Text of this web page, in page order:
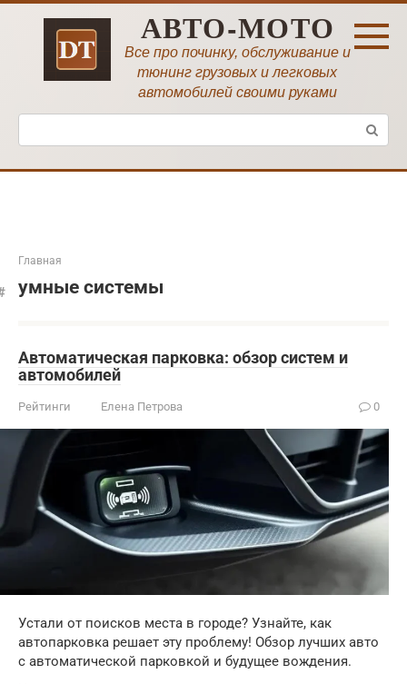
Перейти
АВТО-МОТО
Все про починку, обслуживание и
тюнинг грузовых и легковых
автомобилей своими руками
Поиск:
Главная
умные системы
Автоматическая парковка: обзор систем и
автомобилей
Рейтинги Елена Петрова 0
Устали от поисков места в городе? Узнайте, как
автопарковка решает эту проблему! Обзор лучших авто
с автоматической парковкой и будущее вождения.